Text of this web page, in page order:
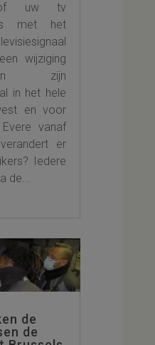
of uw tv
met het
wijziging
zijn
in het hele
en voor
vanaf
er
Iedere
de...
de
de